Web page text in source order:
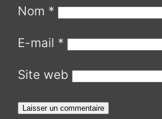
Nom *
E-mail *
Site web